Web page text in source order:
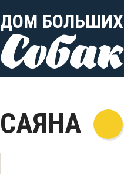
ДОМ БОЛЬШИХ
Собак
САЯНА